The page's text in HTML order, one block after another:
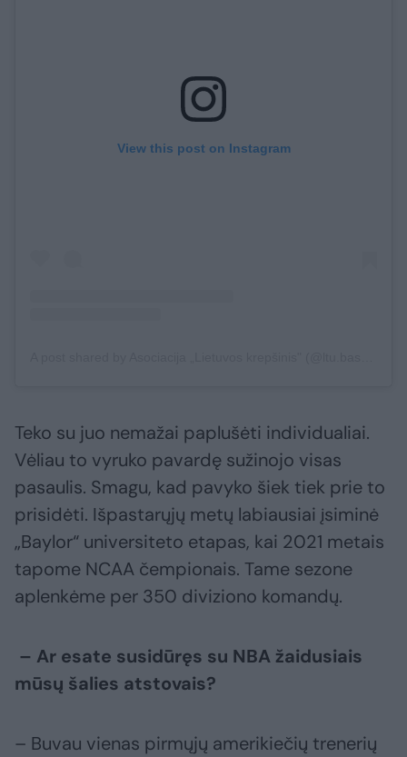
View this post on Instagram
Teko su juo nemažai paplušėti individualiai.
Vėliau to vyruko pavardę sužinojo visas
pasaulis. Smagu, kad pavyko šiek tiek prie to
prisidėti. Išpastarųjų metų labiausiai įsiminė
„Baylor“ universiteto etapas, kai 2021 metais
tapome NCAA čempionais. Tame sezone
aplenkėme per 350 diviziono komandų.
– Ar esate susidūręs su NBA žaidusiais
mūsų šalies atstovais?
– Buvau vienas pirmųjų amerikiečių trenerių